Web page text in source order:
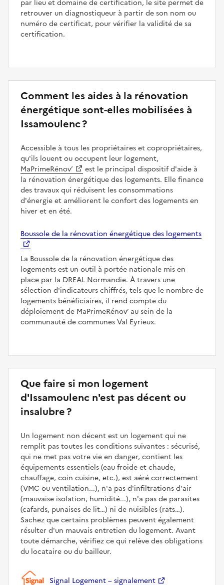
par lieu et domaine de certification, le site permet de
retrouver un diagnostiqueur à partir de son nom ou
numéro de certificat, pour vérifier la validité de sa
certification.
Comment les aides à la rénovation
énergétique sont-elles mobilisées à
Issamoulenc ?
Accessible à tous les propriétaires et copropriétaires,
qu'ils louent ou occupent leur logement,
MaPrimeRénov’
est le principal dispositif d'aide à
la rénovation énergétique des logements. Elle finance
des travaux qui réduisent les consommations
d'énergie et améliorent le confort des logements en
hiver et en été.
Boussole de la rénovation énergétique des logements
La Boussole de la rénovation énergétique des
logements est un outil à portée nationale mis en
place par la DREAL Normandie. À travers une
sélection d'indicateurs chiffrés, tels que le nombre de
logements bénéficiaires, il rend compte du
déploiement de MaPrimeRénov’ au sein de la
communauté de communes Val Eyrieux.
Que faire si mon logement
d'Issamoulenc n'est pas décent ou
insalubre ?
Un logement non décent est un logement qui ne
remplit pas toutes les conditions suivantes : sécurisé,
qui ne met pas votre vie en danger, contient les
équipements essentiels (eau froide et chaude,
chauffage, coin cuisine, etc.), est aéré correctement
(VMC ou ventilation...), n'a pas d'infiltrations d'air
(mauvaise isolation, humidité...), n'a pas de parasites
(cafards, punaises de lit…) ni de nuisibles (rats…).
Sachez que certains problèmes peuvent également
résulter d'un mauvais entretien du logement. Avant
toute démarche, vérifiez ce qui relève des obligations
du locataire ou du bailleur.
Signal Logement – signalement